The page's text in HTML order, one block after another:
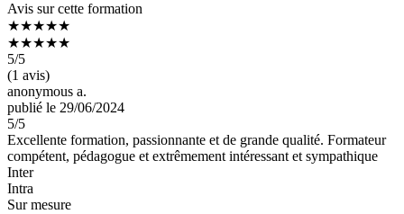
Avis sur cette formation
★★★★★
★★★★★
5/5
(1 avis)
anonymous a.
publié le 29/06/2024
5/5
Excellente formation, passionnante et de grande qualité. Formateur
compétent, pédagogue et extrêmement intéressant et sympathique
Inter
Intra
Sur mesure